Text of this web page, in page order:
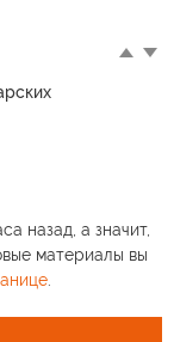
назад, а значит,
материалы вы
.